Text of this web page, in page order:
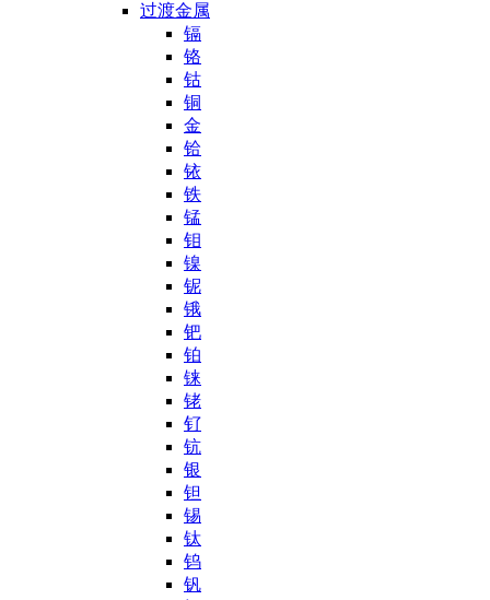
过渡金属
镉
铬
钴
铜
金
铪
铱
铁
锰
钼
镍
铌
锇
钯
铂
铼
铑
钌
钪
银
钽
锡
钛
钨
钒